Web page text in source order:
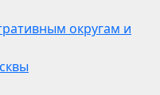
округам и